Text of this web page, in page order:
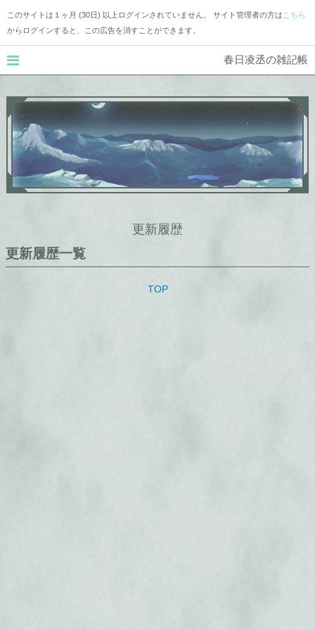
このサイトは１ヶ月 (30日) 以上ログインされていません。 サイト管理者の方は こちら
からログインすると、この広告を消すことができます。
春日凌丞の雑記帳
更新履歴
更新履歴一覧
TOP